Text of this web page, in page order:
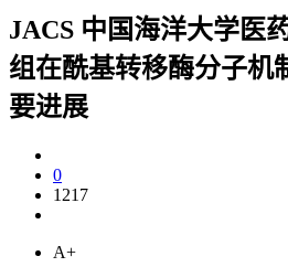
JACS 中国海洋大学医
组在酰基转移酶分子机
要进展
0
1217
A+